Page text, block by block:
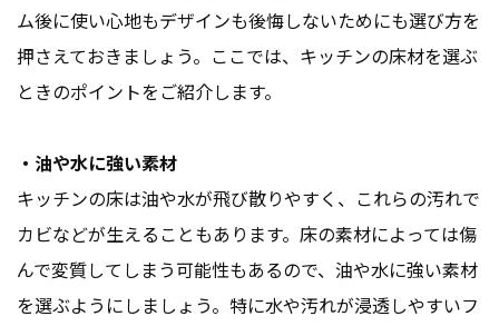
ム後に使い心地もデザインも後悔しないためにも選び方を
押さえておきましょう。ここでは、キッチンの床材を選ぶ
ときのポイントをご紹介します。
・油や水に強い素材
キッチンの床は油や水が飛び散りやすく、これらの汚れで
カビなどが生えることもあります。床の素材によっては傷
んで変質してしまう可能性もあるので、油や水に強い素材
を選ぶようにしましょう。特に水や汚れが浸透しやすいフ